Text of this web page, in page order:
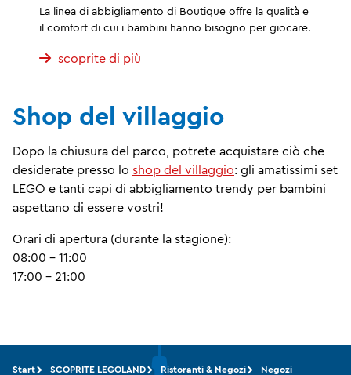
La linea di abbigliamento di Boutique offre la qualità e
il comfort di cui i bambini hanno bisogno per giocare.
scoprite di più
Shop del villaggio
Dopo la chiusura del parco, potrete acquistare ciò che
desiderate presso lo shop del villaggio: gli amatissimi set
LEGO e tanti capi di abbigliamento trendy per bambini
aspettano di essere vostri!
Orari di apertura (durante la stagione):
08:00 - 11:00
17:00 - 21:00
Start SCOPRITE LEGOLAND Ristoranti & Negozi Negozi